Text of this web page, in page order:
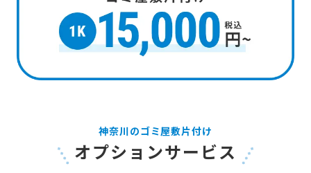
神奈川のゴミ屋敷片付け
オプションサービス